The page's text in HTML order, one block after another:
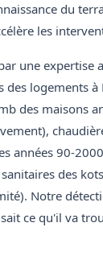
du
les
une expertise
des logements à
des maisons
années 90-
des
Notre
ce qu'il va